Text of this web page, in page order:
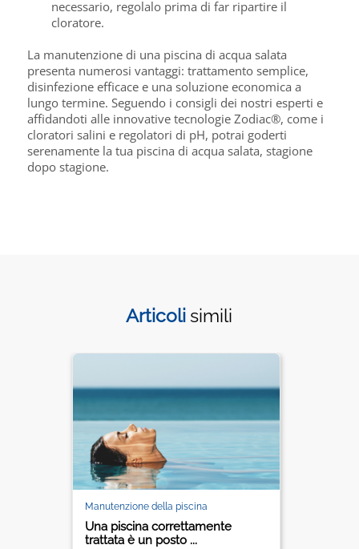
necessario, regolalo prima di far ripartire il
cloratore.
La manutenzione di una piscina di acqua salata
presenta numerosi vantaggi: trattamento semplice,
disinfezione efficace e una soluzione economica a
lungo termine. Seguendo i consigli dei nostri esperti e
affidandoti alle innovative tecnologie Zodiac®, come i
cloratori salini e regolatori di pH, potrai goderti
serenamente la tua piscina di acqua salata, stagione
dopo stagione.
Articoli simili
Manutenzione della piscina
Una piscina correttamente
trattata è un posto ...